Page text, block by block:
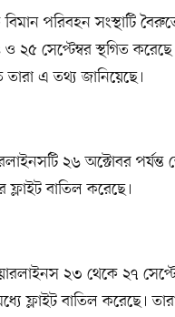
পরিবহন সংস্থাটি
২৫ সেপ্টেম্বর স্থগিত
এ তথ্য জানিয়েছে।
২৬ অক্টোবর পর্যন্ত
বাতিল করেছে।
২৩ থেকে ২৭
ফ্লাইট বাতিল করেছে।